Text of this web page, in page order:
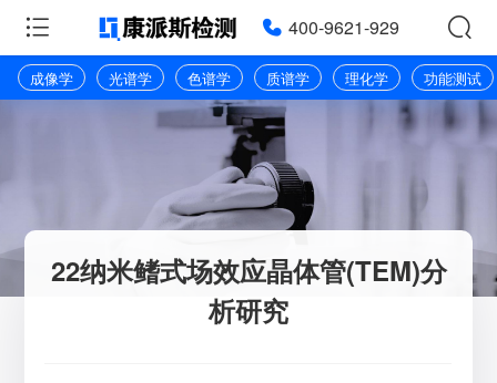
400-9621-929
成像学 光谱学 色谱学 质谱学 理化学 功能测试
22纳米鳍式场效应晶体管(TEM)分
析研究